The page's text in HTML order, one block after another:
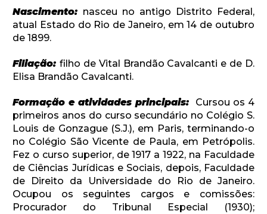
Nascimento: nasceu no antigo Distrito Federal,
atual Estado do Rio de Janeiro, em 14 de outubro
de 1899.
Filiação: filho de Vital Brandão Cavalcanti e de D.
Elisa Brandão Cavalcanti.
Formação e atividades principais:
Cursou os 4
primeiros anos do curso secundário no Colégio S.
Louis de Gonzague (S.J.), em Paris, terminando-o
no Colégio São Vicente de Paula, em Petrópolis.
Fez o curso superior, de 1917 a 1922, na Faculdade
de Ciências Jurídicas e Sociais, depois, Faculdade
de Direito da Universidade do Rio de Janeiro.
Ocupou os seguintes cargos e comissões:
Procurador do Tribunal Especial (1930);